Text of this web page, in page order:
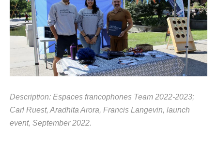
Description: Espaces francophones Team 2022-2023;
Carl Ruest, Aradhita Arora, Francis Langevin, launch
event, September2022.